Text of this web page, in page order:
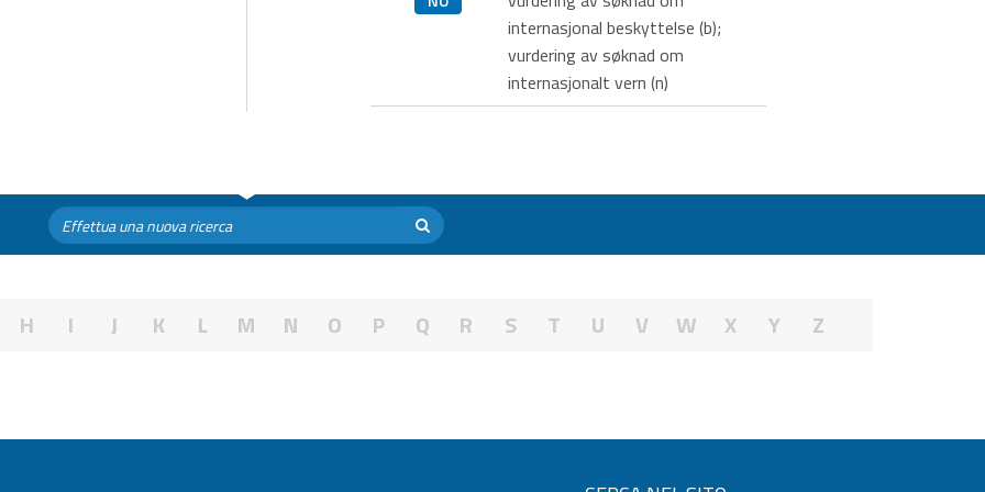
internasjonal beskyttelse (b);
vurdering av søknad om
internasjonalt vern (n)
H I J K L M N O P Q R S T U V W X Y Z